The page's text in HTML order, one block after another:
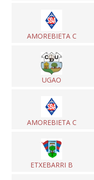
AMOREBIETA C
UGAO
AMOREBIETA C
ETXEBARRI B